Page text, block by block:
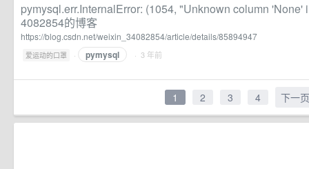
pymysql.err.InternalError: (1054, "Unknown column
4082854的博客
https://blog.csdn.net/weixin_34082854/article/details/85894947
爱运动的口罩 · pymysql · 3 年前
1 2 3 4 下一页